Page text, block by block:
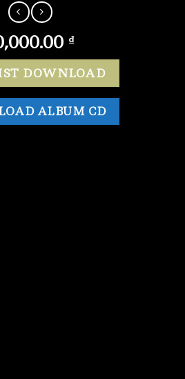
₫
DOWNLOAD
ALBUM CD